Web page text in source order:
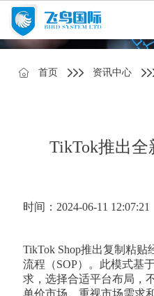
首页 资讯中心
TikTok推出全
时间：2024-06-11 12:07:21
TikTok Shop推出复制粘
流程（SOP）。此模式基
求，选择合适平台布局，
单价市场。重视市场需求